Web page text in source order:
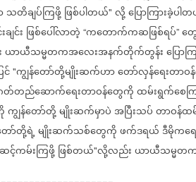
သတိချပ်ကြဖို့ဖြစ်ပါတယ်" လို့ပြောကြားခဲ့ပါ
ျင်း ဖြစ်ပေါ်လာတဲ့ “ကတောက်ကဆဖြစ်ရပ်” တွ
ယာယီသမ္မတကအလေးအနက်တိုက်တွန်းပြော
င် "ကျွန်တော်တို့မျိုးဆက်ဟာတော်လှန်ရေးတာ
တ်တည်ဆောက်ရေးတာဝန်တွေကိုထမ်းရွက်စေက
ကျွန်တော်တို့မျိုးဆက်မှာပဲအပြီးသပ်တာဝန်ထ
ော်တို့ရဲ့မျိုးဆက်သစ်တွေကိုဖက်ဒရယ်ဒီမိုကရ
ကမ်းကြဖို့ဖြစ်တယ်"လို့လည်းယာယီသမ္မတ